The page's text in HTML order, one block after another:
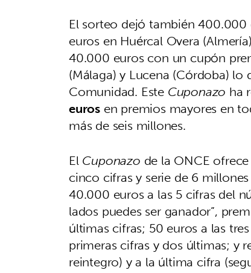
El sorteo dejó también
euros en Huércal Overa
40.000 euros con un cupón
(Málaga) y Lucena (Córdoba)
Comunidad. Este Cuponazo ha
euros en premios mayores en
más de seis millones.
ElCuponazo de la ONCE
cinco cifras y serie de 6
40.000 euros a las 5 cifras del
lados puedes ser ganador”,
últimas cifras; 50 euros a las
primeras cifras y dos últimas; y
reintegro) y a la última cifra